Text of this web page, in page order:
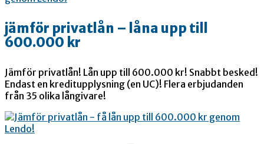
jämför privatlån – låna upp till
600.000 kr
Jämför privatlån! Lån upp till 600.000 kr! Snabbt besked!
Endast en kreditupplysning (en UC)! Flera erbjudanden
från 35 olika långivare!